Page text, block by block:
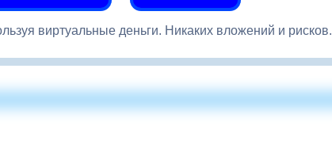
виртуальные деньги. Никаких вложений и рисков.